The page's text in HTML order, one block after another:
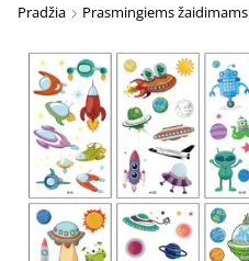
Pradžia Prasmingiems žaidimams